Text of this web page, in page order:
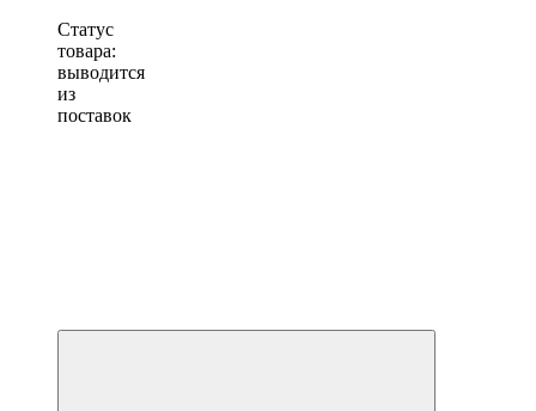
Статус
товара:
выводится
из
поставок